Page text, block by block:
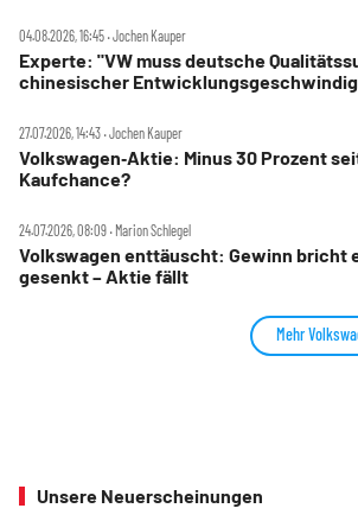
04.08.2026, 16:45 ‧ Jochen Kauper
Experte: "VW muss deutsche
chinesischer
27.07.2026, 14:43 ‧ Jochen Kauper
Volkswagen‑Aktie: Minus 30 Prozent
Kaufchance?
24.07.2026, 08:09 ‧ Marion Schlegel
Volkswagen enttäuscht: Gewinn bricht
gesenkt – Aktie fällt
Mehr
Unsere Neuerscheinungen